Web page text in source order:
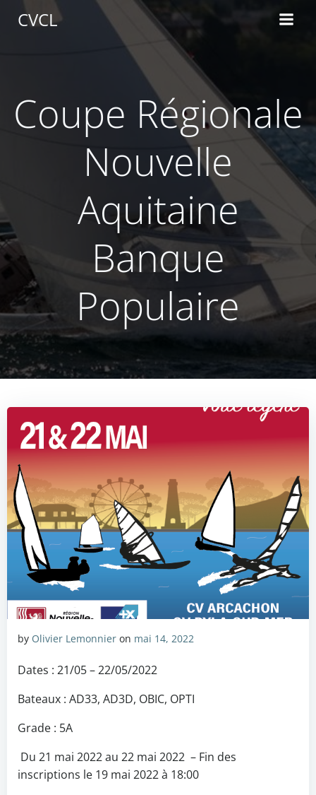
au
contenu
CVCL
Coupe Régionale
Nouvelle
Aquitaine
Banque
Populaire
by Olivier Lemonnier on mai 14, 2022
Dates : 21/05 – 22/05/2022
Bateaux : AD33, AD3D, OBIC, OPTI
Grade : 5A
Du 21 mai 2022 au 22 mai 2022 – Fin des
inscriptions le 19 mai 2022 à 18:00